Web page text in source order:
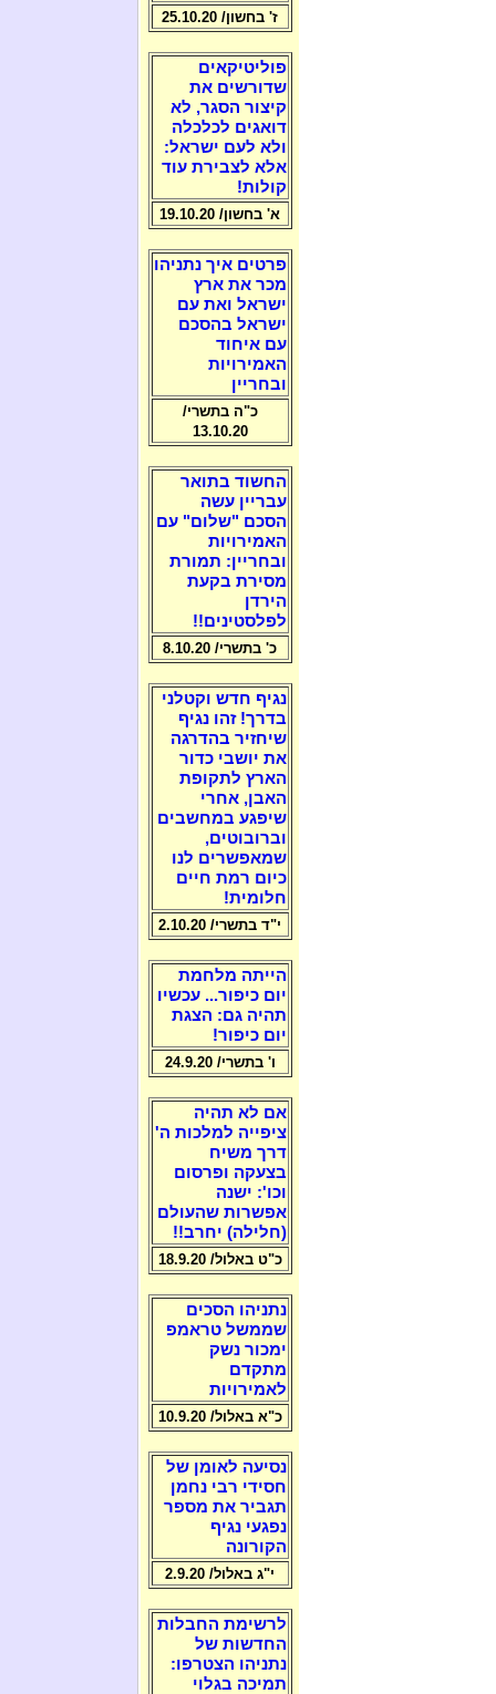
ז' בחשון/ 25.10.20
פוליטיקאים
שדורשים את
קיצור הסגר, לא
דואגים לכלכלה
ולא לעם ישראל:
אלא לצבירת עוד
קולות!
א' בחשון/ 19.10.20
פרטים איך נתניהו
מכר את ארץ
ישראל ואת עם
ישראל בהסכם
עם איחוד
האמירויות
ובחריין
כ"ה בתשרי/
13.10.20
החשוד בתואר
עבריין עשה
הסכם "שלום" עם
האמירויות
ובחריין: תמורת
מסירת בקעת
הירדן
לפלסטינים!!
כ' בתשרי/ 8.10.20
נגיף חדש וקטלני
בדרך! זהו נגיף
שיחזיר בהדרגה
את יושבי כדור
הארץ לתקופת
האבן, אחרי
שיפגע במחשבים
וברובוטים,
שמאפשרים לנו
כיום רמת חיים
חלומית!
י"ד בתשרי/ 2.10.20
הייתה מלחמת
יום כיפור... עכשיו
תהיה גם: הצגת
יום כיפור!
ו' בתשרי/ 24.9.20
אם לא תהיה
ציפייה למלכות ה'
דרך משיח
בצעקה ופרסום
וכו': ישנה
אפשרות שהעולם
(חלילה) יחרב!!
כ"ט באלול/ 18.9.20
נתניהו הסכים
שממשל טראמפ
ימכור נשק
מתקדם
לאמירויות
כ"א באלול/ 10.9.20
נסיעה לאומן של
חסידי רבי נחמן
תגביר את מספר
נפגעי נגיף
הקורונה
י"ג באלול/ 2.9.20
לרשימת החבלות
החדשות של
נתניהו הצטרפו:
תמיכה בגלוי